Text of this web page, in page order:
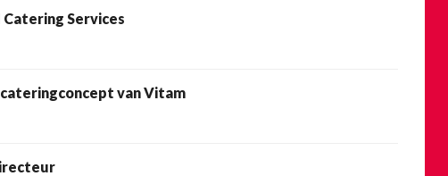
Services
van Vitam